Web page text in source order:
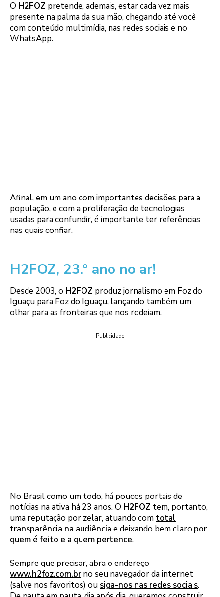
O H2FOZ pretende, ademais, estar cada vez mais
presente na palma da sua mão, chegando até você
com conteúdo multimídia, nas redes sociais e no
WhatsApp.
Afinal, em um ano com importantes decisões para a
população, e com a proliferação de tecnologias
usadas para confundir, é importante ter referências
nas quais confiar.
H2FOZ, 23.º ano no ar!
Desde 2003, o H2FOZ produz jornalismo em Foz do
Iguaçu para Foz do Iguaçu, lançando também um
olhar para as fronteiras que nos rodeiam.
Publicidade
No Brasil como um todo, há poucos portais de
notícias na ativa há 23 anos. O H2FOZ tem, portanto,
uma reputação por zelar, atuando com total
transparência na audiência e deixando bem claro por
quem é feito e a quem pertence.
Sempre que precisar, abra o endereço
www.h2foz.com.br no seu navegador da internet
(salve nos favoritos) ou siga-nos nas redes sociais.